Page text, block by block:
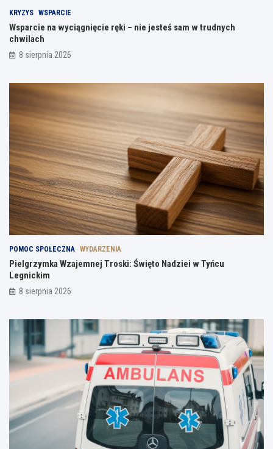
KRYZYS WSPARCIE
Wsparcie na wyciągnięcie ręki – nie jesteś sam w trudnych
chwilach
8 sierpnia 2026
POMOC SPOŁECZNA WYDARZENIA
Pielgrzymka Wzajemnej Troski: Święto Nadziei w Tyńcu
Legnickim
8 sierpnia 2026